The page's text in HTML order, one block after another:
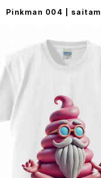
Pinkman 004 |